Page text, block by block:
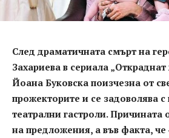
След драматичната смърт на
Захариева в сериала
Йоана Буковска поизчезна от
прожекторите и се задоволява
театрални гастроли. Причината
на предложения, а във факта,